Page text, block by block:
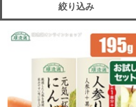
絞り込み